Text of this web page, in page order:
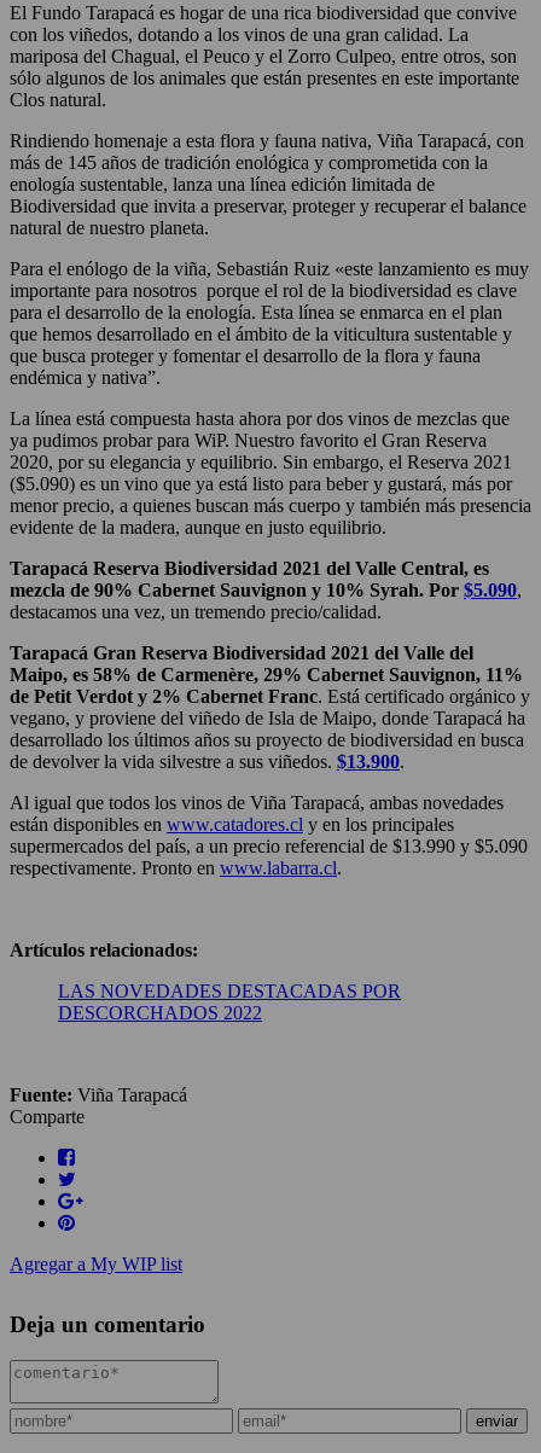
El Fundo Tarapacá es hogar de una rica biodiversidad que convive
con los viñedos, dotando a los vinos de una gran calidad. La
mariposa del Chagual, el Peuco y el Zorro Culpeo, entre otros, son
sólo algunos de los animales que están presentes en este importante
Clos natural.
Rindiendo homenaje a esta flora y fauna nativa, Viña Tarapacá, con
más de 145 años de tradición enológica y comprometida con la
enología sustentable, lanza una línea edición limitada de
Biodiversidad que invita a preservar, proteger y recuperar el balance
natural de nuestro planeta.
Para el enólogo de la viña, Sebastián Ruiz «este lanzamiento es muy
importante para nosotros porque el rol de la biodiversidad es clave
para el desarrollo de la enología. Esta línea se enmarca en el plan
que hemos desarrollado en el ámbito de la viticultura sustentable y
que busca proteger y fomentar el desarrollo de la flora y fauna
endémica y nativa”.
La línea está compuesta hasta ahora por dos vinos de mezclas que
ya pudimos probar para WiP. Nuestro favorito el Gran Reserva
2020, por su elegancia y equilibrio. Sin embargo, el Reserva 2021
($5.090) es un vino que ya está listo para beber y gustará, más por
menor precio, a quienes buscan más cuerpo y también más presencia
evidente de la madera, aunque en justo equilibrio.
Tarapacá Reserva Biodiversidad 2021 del Valle Central, es
mezcla de 90% Cabernet Sauvignon y 10% Syrah. Por $5.090,
destacamos una vez, un tremendo precio/calidad.
Tarapacá Gran Reserva Biodiversidad 2021 del Valle del
Maipo, es 58% de Carmenère, 29% Cabernet Sauvignon, 11%
de Petit Verdot y 2% Cabernet Franc. Está certificado orgánico y
vegano, y proviene del viñedo de Isla de Maipo, donde Tarapacá ha
desarrollado los últimos años su proyecto de biodiversidad en busca
de devolver la vida silvestre a sus viñedos. $13.900.
Al igual que todos los vinos de Viña Tarapacá, ambas novedades
están disponibles en www.catadores.cl y en los principales
supermercados del país, a un precio referencial de $13.990 y $5.090
respectivamente. Pronto en www.labarra.cl.
Artículos relacionados:
LAS NOVEDADES DESTACADAS POR
DESCORCHADOS 2022
Fuente: Viña Tarapacá
Comparte
Agregar a My WIP list
Deja un comentario